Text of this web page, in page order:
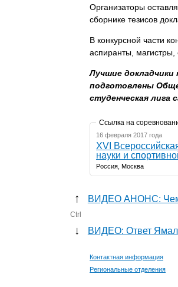
Организаторы
сборнике тезисов
В конкурсной части
аспиранты, магистры,
Лучшие
подготовлены
студенческая лига
Ссылка на
16 февраля 2017 года
XVI
науки и
Россия, Москва
↑ ВИДЕО АНОНС:
Ctrl
↓ ВИДЕО: Ответ
Контактная информация
Региональные отделения